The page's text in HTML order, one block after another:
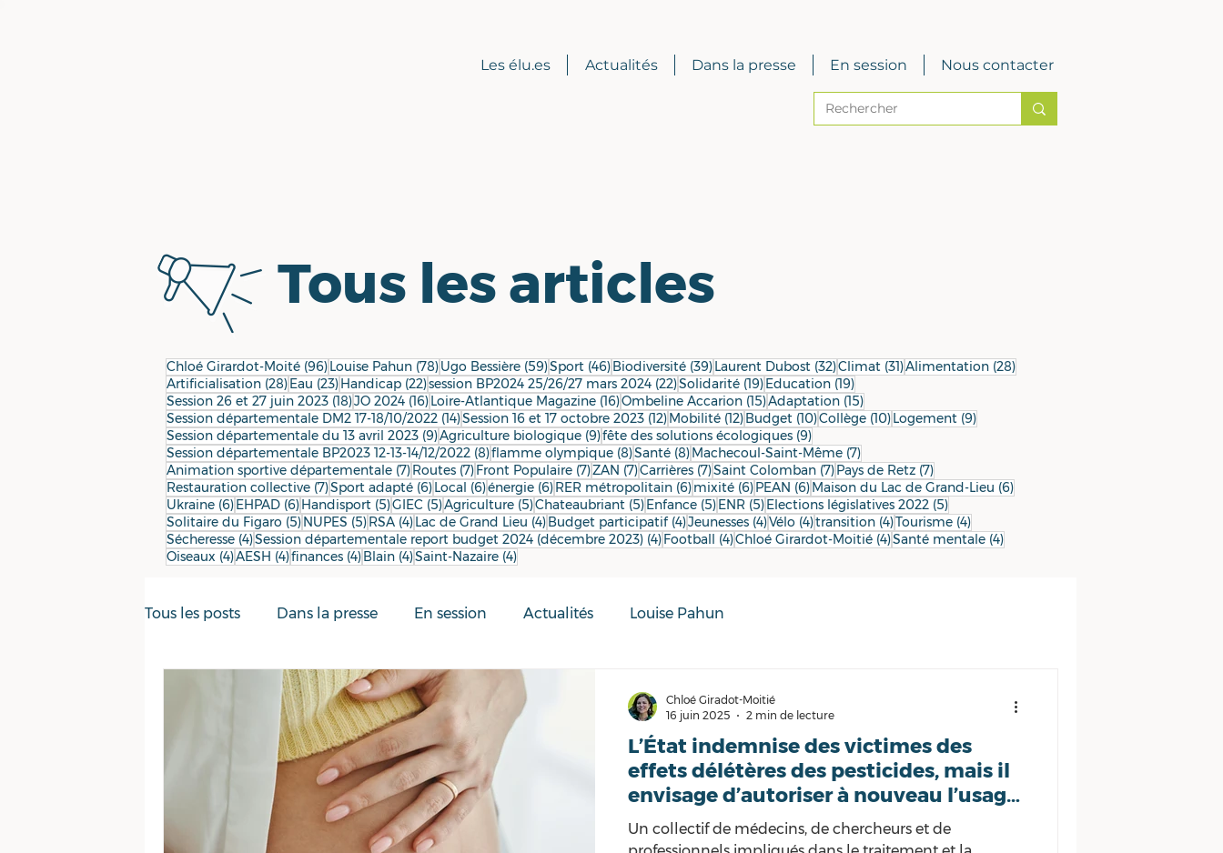
Les élu.es Actualités Dans la presse En session Nous contacter
Tous les articles
Chloé Girardot-Moité (96)96 posts
Louise Pahun (78)78 posts
Ugo Bessière (59)59 posts
Sport (46)46 posts
Biodiversité (39)39 posts
Laurent Dubost (32)32 posts
Climat (31)31 posts
Alimentation (28)28 posts
Artificialisation (28)28 posts
Eau (23)23 posts
Handicap (22)22 posts
session BP2024 25/26/27 mars 2024 (22)22 posts
Solidarité (19)19 posts
Education (19)19 posts
Session 26 et 27 juin 2023 (18)18 posts
JO 2024 (16)16 posts
Loire-Atlantique Magazine (16)16 posts
Ombeline Accarion (15)15 posts
Adaptation (15)15 posts
Session départementale DM2 17-18/10/2022 (14)14 posts
Session 16 et 17 octobre 2023 (12)12 posts
Mobilité (12)12 posts
Budget (10)10 posts
Collège (10)10 posts
Logement (9)9 posts
Session départementale du 13 avril 2023 (9)9 posts
Agriculture biologique (9)9 posts
fête des solutions écologiques (9)9 posts
Session départementale BP2023 12-13-14/12/2022 (8)8 posts
flamme olympique (8)8 posts
Santé (8)8 posts
Machecoul-Saint-Même (7)7 posts
Animation sportive départementale (7)7 posts
Routes (7)7 posts
Front Populaire (7)7 posts
ZAN (7)7 posts
Carrières (7)7 posts
Saint Colomban (7)7 posts
Pays de Retz (7)7 posts
Restauration collective (7)7 posts
Sport adapté (6)6 posts
Local (6)6 posts
énergie (6)6 posts
RER métropolitain (6)6 posts
mixité (6)6 posts
PEAN (6)6 posts
Maison du Lac de Grand-Lieu (6)6 posts
Ukraine (6)6 posts
EHPAD (6)6 posts
Handisport (5)5 posts
GIEC (5)5 posts
Agriculture (5)5 posts
Chateaubriant (5)5 posts
Enfance (5)5 posts
ENR (5)5 posts
Elections législatives 2022 (5)5 posts
Solitaire du Figaro (5)5 posts
NUPES (5)5 posts
RSA (4)4 posts
Lac de Grand Lieu (4)4 posts
Budget participatif (4)4 posts
Jeunesses (4)4 posts
Vélo (4)4 posts
transition (4)4 posts
Tourisme (4)4 posts
Sécheresse (4)4 posts
Session départementale report budget 2024 (décembre 2023) (4)4 posts
Football (4)4 posts
Chloé Girardot-Moitié (4)4 posts
Santé mentale (4)4 posts
Oiseaux (4)4 posts
AESH (4)4 posts
finances (4)4 posts
Blain (4)4 posts
Saint-Nazaire (4)4 posts
Tous les posts Dans la presse En session Actualités Louise Pahun
L’État indemnise des victimes des
effets délétères des pesticides, mais il
envisage d’autoriser à nouveau l’usage
de substances dont la nocivité a été
démontrée
Un collectif de médecins, de chercheurs et de
Chloé Giradot-Moitié
16 juin 2025
2 min de lecture